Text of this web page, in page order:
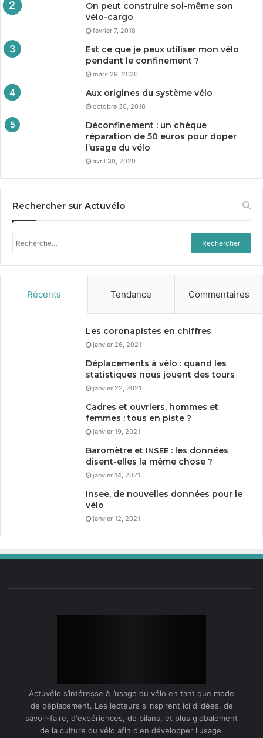
On peut construire soi-même son
vélo-cargo
février 7, 2018
Est ce que je peux utiliser mon vélo
pendant le confinement ?
mars 29, 2020
Aux origines du système vélo
octobre 30, 2018
Déconfinement : un chèque
réparation de 50 euros pour doper
l’usage du vélo
avril 30, 2020
Rechercher sur Actuvélo
Rechercher :
Récents Tendance Commentaires
Les coronapistes en chiffres
janvier 26, 2021
Déplacements à vélo : quand les
statistiques nous jouent des tours
janvier 22, 2021
Cadres et ouvriers, hommes et
femmes : tous en piste ?
janvier 19, 2021
Baromètre et INSEE : les données
disent-elles la même chose ?
janvier 14, 2021
Insee, de nouvelles données pour le
vélo
janvier 12, 2021
Actuvélo s’intéresse à l’usage du vélo en tant que mode
de déplacement. Les lecteurs s'inspirent ici d'idées, de
savoir-faire, d'expériences, de bilans, et plus globalement
de la culture du vélo afin d'en développer l'usage.